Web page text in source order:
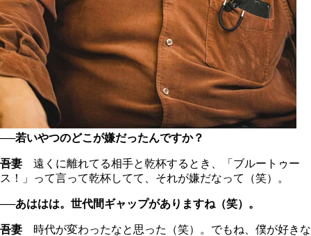
──若いやつのどこが嫌だったんですか？
吾妻 遠くに離れてる相手と乾杯するとき、「ブルートゥー
ス！」って言って乾杯してて、それが嫌だなって（笑）。
──あははは。世代間ギャップがありますね（笑）。
吾妻 時代が変わったなと思った（笑）。でもね、僕が好きな